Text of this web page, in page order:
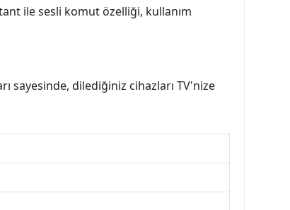
ile sesli komut özelliği, kullanım
sayesinde, dilediğiniz cihazları TV'nize